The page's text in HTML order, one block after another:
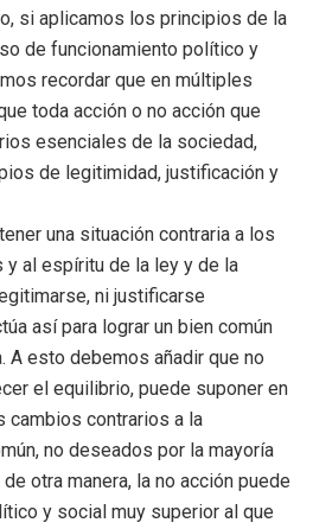
si aplicamos los principios de la
de funcionamiento político y
recordar que en múltiples
toda acción o no acción que
esenciales de la sociedad,
de legitimidad, justificación y
una situación contraria a los
al espíritu de la ley y de la
ni justificarse
así para lograr un bien común
A esto debemos añadir que no
el equilibrio, puede suponer en
cambios contrarios a la
no deseados por la mayoría
otra manera, la no acción puede
y social muy superior al que